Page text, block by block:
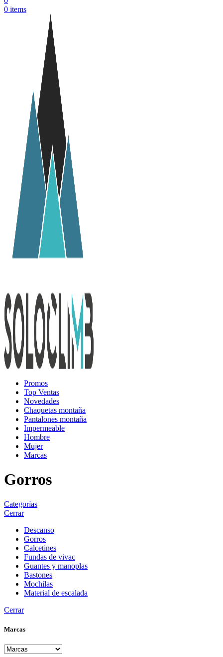
0 items
Promos
Top Ventas
Novedades
Chaquetas montaña
Pantalones montaña
Impermeable
Hombre
Mujer
Marcas
Gorros
Categorías
Cerrar
Descanso
Gorros
Calcetines
Fundas de vivac
Guantes y manoplas
Bastones
Mochilas
Material de escalada
Cerrar
Marcas